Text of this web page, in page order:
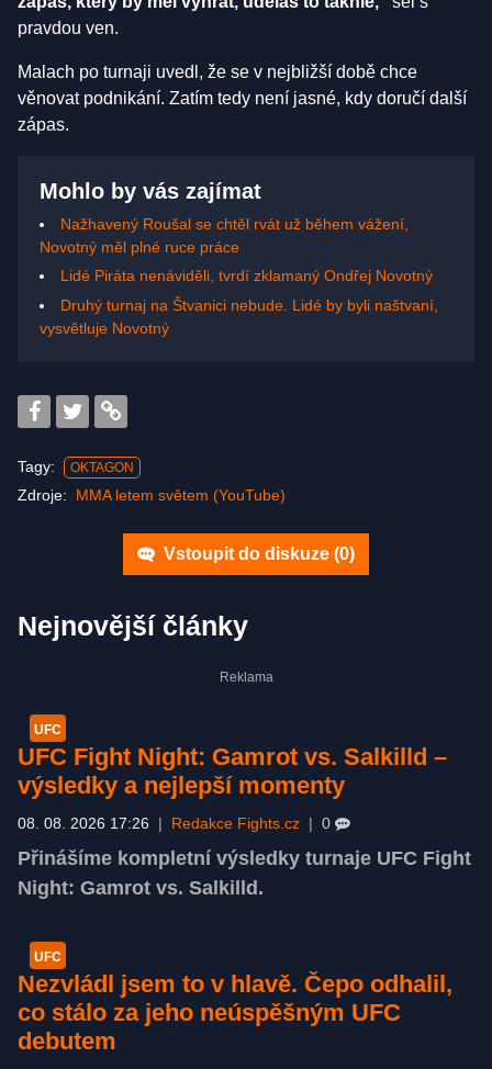
pravdou ven.
Malach po turnaji uvedl, že se v nejbližší době chce
věnovat podnikání. Zatím tedy není jasné, kdy doručí další
zápas.
Mohlo by vás zajímat
Nažhavený Roušal se chtěl rvát už během vážení,
Novotný měl plné ruce práce
Lidé Piráta nenáviděli, tvrdí zklamaný Ondřej Novotný
Druhý turnaj na Štvanici nebude. Lidé by byli naštvaní,
vysvětluje Novotný
Tagy: OKTAGON
Zdroje: MMA letem světem (YouTube)
Vstoupit do diskuze (0)
Nejnovější články
UFC
UFC Fight Night: Gamrot vs. Salkilld –
výsledky a nejlepší momenty
08. 08. 2026 17:26 Redakce Fights.cz 0
Přinášíme kompletní výsledky turnaje UFC Fight
Night: Gamrot vs. Salkilld.
UFC
Nezvládl jsem to v hlavě. Čepo odhalil,
co stálo za jeho neúspěšným UFC
debutem